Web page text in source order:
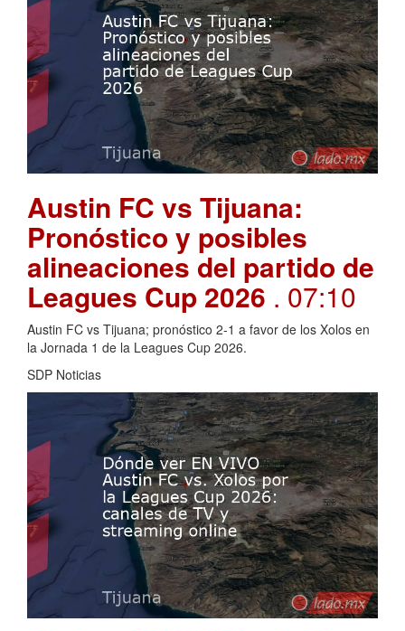
Austin FC vs Tijuana:
Pronóstico y posibles
alineaciones del partido de
Leagues Cup 2026 . 07:10
Austin FC vs Tijuana; pronóstico 2-1 a favor de los Xolos en
la Jornada 1 de la Leagues Cup 2026.
SDP Noticias